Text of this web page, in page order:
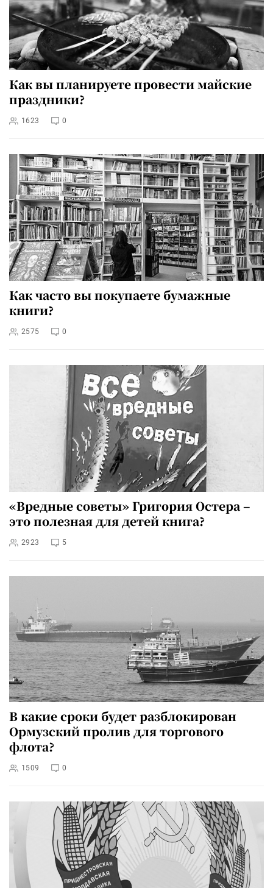
Как вы планируете провести майские
праздники?
1623 0
Как часто вы покупаете бумажные
книги?
2575 0
«Вредные советы» Григория Остера –
это полезная для детей книга?
2923 5
В какие сроки будет разблокирован
Ормузский пролив для торгового
флота?
1509 0